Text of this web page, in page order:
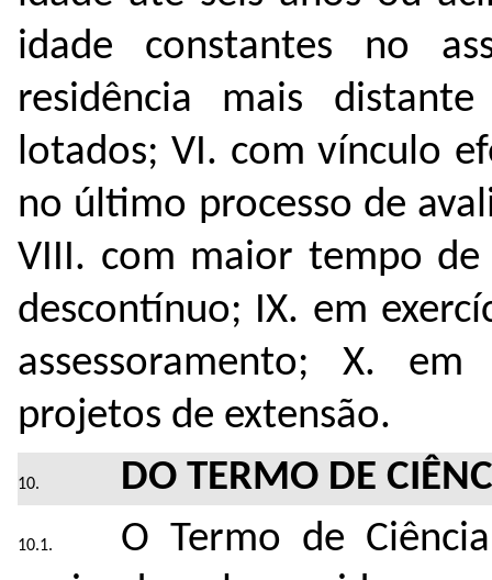
idade constantes no
residência mais
lotados; VI. com vínculo
no último processo de
VIII. com maior tempo de
descontínuo; IX. em
assessoramento; X.
projetos de extensão.
DO TERMO DE
O Termo de